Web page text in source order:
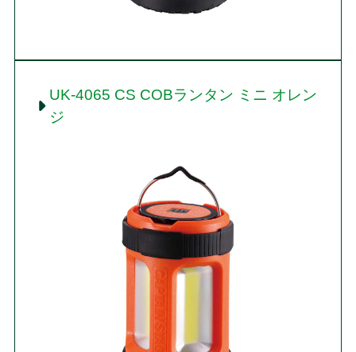
UK-4065 CS COBランタン ミニ オレン
ジ